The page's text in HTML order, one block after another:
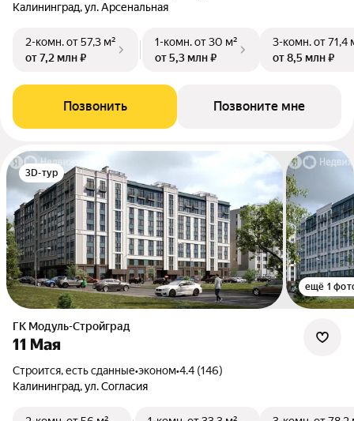
Калининград, ул. Арсенальная
2-комн.от 57,3 м²
от 7,2 млн ₽
1-комн.от 30 м²
от 5,3 млн ₽
3-комн.от 71,4
от 8,5 млн ₽
Позвонить Позвоните мне
3D-тур
ещё 1
ГК Модуль-Стройград
11 Мая
Строится, есть сданные•эконом•4.4 (146)
Калининград, ул. Согласия